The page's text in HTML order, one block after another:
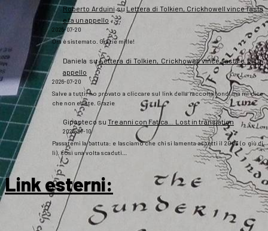
Roberto Arduinisu Lettera di Tolkien, Crickhowell vince l’asta
e fa un appello
2026-07-20
Ora è sistemato. Grazie mille!
Daniela suLettera di Tolkien, Crickhowell vince l’asta e fa un
appello
2026-07-20
Salve a tutti, ho provato a cliccare sul link della raccolta fondi ma mi dice
che non esiste. Grazie
Gipsotecosu Tre anni con Fatica… Lost in translation
2026-07-10
Passatemi la battuta: e lasciamo che chi si lamenta aspetti il 2043 (o giù di
lì), così una volta scaduti…
Link esterni: